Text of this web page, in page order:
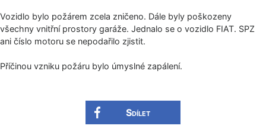
Vozidlo bylo požárem zcela zničeno. Dále byly poškozeny
všechny vnitřní prostory garáže. Jednalo se o vozidlo FIAT. SPZ
ani číslo motoru se nepodařilo zjistit.
Příčinou vzniku požáru bylo úmyslné zapálení.
Sdílet